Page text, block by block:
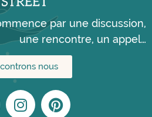
par une discussion,
une rencontre, un appel…
nous